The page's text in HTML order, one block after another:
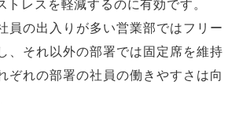
員の出入りが多い営業部ではフリー
、それ以外の部署では固定席を維持
ぞれの部署の社員の働きやすさは向